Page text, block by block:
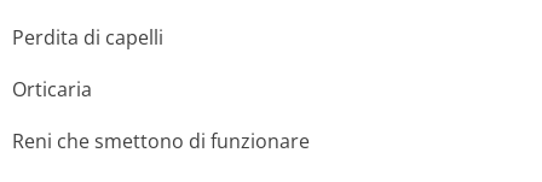
Perdita di capelli
Orticaria
Reni che smettono di funzionare